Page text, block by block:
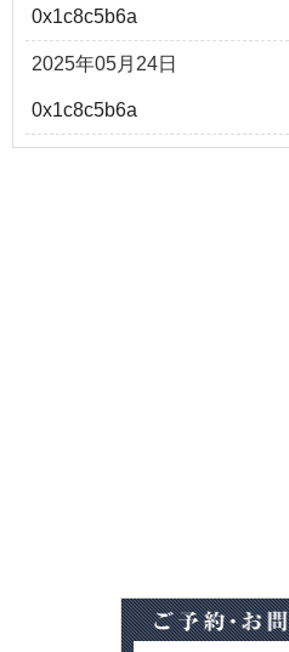
0x1c8c5b6a
2025年05月24日
0x1c8c5b6a